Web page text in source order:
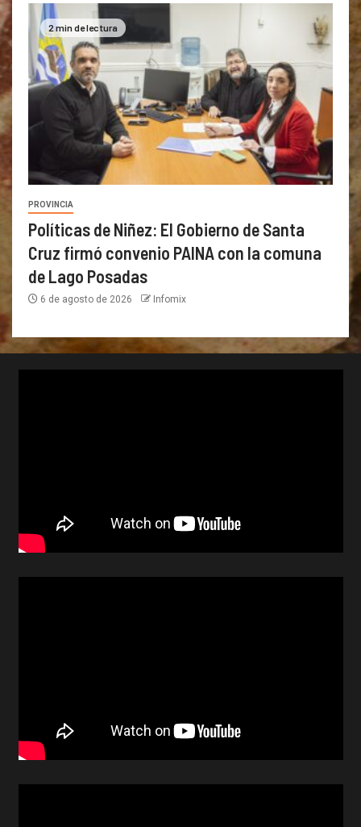
2 min de lectura
PROVINCIA
Políticas de Niñez: El Gobierno de Santa
Cruz firmó convenio PAINA con la comuna
de Lago Posadas
6 de agosto de 2026 Infomix